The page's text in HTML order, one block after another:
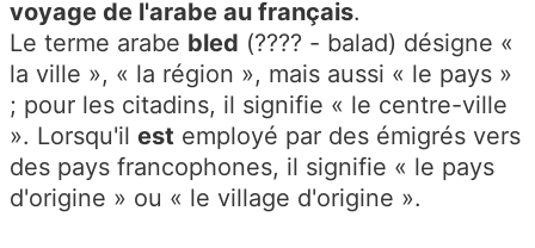
voyage de l'arabe au français.
Le terme arabe bled (???? - balad) désigne «
la ville », « la région », mais aussi « le pays »
; pour les citadins, il signifie « le centre-ville
». Lorsqu'il est employé par des émigrés vers
des pays francophones, il signifie « le pays
d'origine » ou « le village d'origine ».